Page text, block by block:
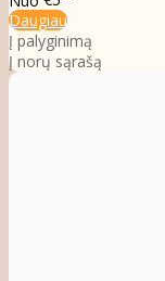
Daugiau
Į palyginimą
Į norų sąrašą